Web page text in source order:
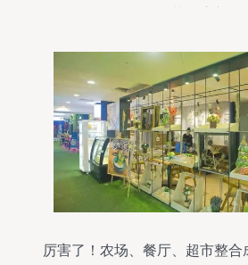
厉害了！农场、餐厅、超市整合